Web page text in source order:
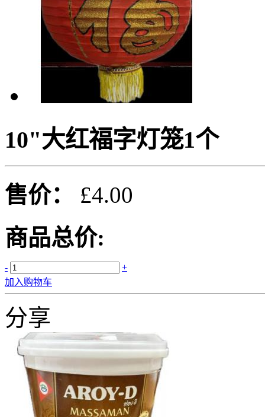
10"大红福字灯笼1个
售价：
£4.00
商品总价:
-
+
加入购物车
分享